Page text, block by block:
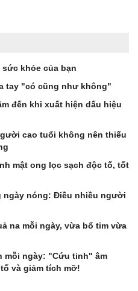
khỏe của bạn
tay "có cũng như không"
đến khi xuất hiện dấu hiệu
cao tuổi không nên thiếu
mật ong lọc sạch độc tố, tốt
nóng: Điều nhiều người
na mỗi ngày, vừa bổ tim vừa
mỗi ngày: "Cứu tinh" âm
và giảm tích mỡ!